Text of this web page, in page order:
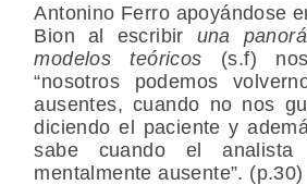
Antonino Ferro apoyándose
Bion al escribir una
modelos teóricos (s.f)
“nosotros podemos
ausentes, cuando no nos
diciendo el paciente y
sabe cuando el
mentalmente ausente”. (p.30)